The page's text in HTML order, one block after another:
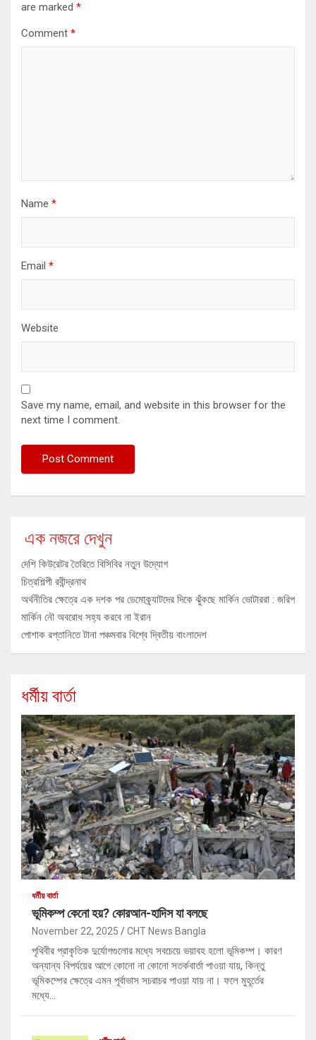
are marked *
Comment *
Name *
Email *
Website
Save my name, email, and website in this browser for the
next time I comment.
এক নজরে দেখুন
দেশি কিউরেটর তৈরিতে বিসিবির নতুন উদ্যোগ
চিত্রশিল্পী রবীন্দ্রনাথ
অর্থনীতির ক্ষেত্রে এক দশক পর ডেমোক্র্যাটদের দিকে ঝুঁকছে মার্কিন ভোটাররা : জরিপ
মার্কিন নৌ অবরোধ সহ্য করবে না ইরান
পোশাক রপ্তানিতে টানা পঞ্চমবার বিশ্বে দ্বিতীয় বাংলাদেশ
ধর্মীয় বার্তা
ধর্মীয় বার্তা
ভূমিকম্প কেনো হয়? কোরআন-হাদিস যা বলছে
November 22, 2025 CHT News Bangla
পৃথিবীর প্রাকৃতিক দুর্যোগগুলোর মধ্যে সবচেয়ে ভয়াবহ হলো ভূমিকম্প। কারণ
অন্যান্য বিপর্যয়ের আগে কোনো না কোনো সতর্কবার্তা পাওয়া যায়, কিন্তু
ভূমিকম্পের ক্ষেত্রে এমন পূর্বাভাস সচরাচর পাওয়া যায় না। ফলে মুহূর্তের
মধ্যে…